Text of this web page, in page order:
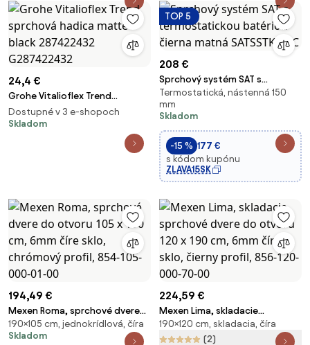
24,4 €
Grohe Vitalioflex Trend
sprchová hadica matte black
287422432 G287422432
Dostupné v 3 e-shopoch
Skladom
TOP 5
208 €
Sprchový systém SAT s
termostatickou batériou
čierna matná SATSSTKEMC
Termostatická, nástenná 150
mm
Skladom
-15 % 177 €
s kódom kupónu
ZLAVA15SK
194,49 €
Mexen Roma, sprchové dvere
do otvoru 105 x 190 cm, 6mm
číre sklo, chrómový profil, 854-
190×105 cm, jednokrídlová, číra
Skladom
224,59 €
Mexen Lima, skladacie
sprchové dvere do otvoru 120 x
190 cm, 6mm číre sklo, čierny
190×120 cm, skladacia, číra
(2)